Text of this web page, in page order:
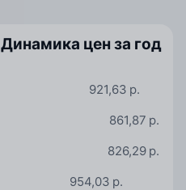
Динамика цен за год
921,63 р.
861,87 р.
826,29 р.
954,03 р.